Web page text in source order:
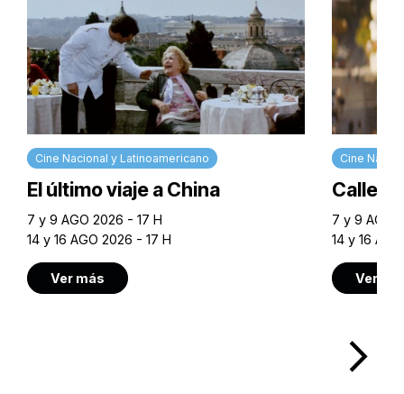
Cine Nacional y Latinoamericano
El último viaje a China
7 y 9 AGO 2026 - 17 H
14 y 16 AGO 2026 - 17 H
Ver más
Cine
Calle
7 y 9 AGO
14 y 16
Ver
arrow_forward_ios